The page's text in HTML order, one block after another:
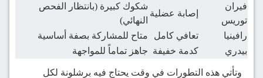
فيران
توريس
إصابة عضلية
شكوك كبيرة (بانتظار الفحص
النهائي)
رافينيا
تعافي كامل
متاح للمشاركة بصفة أساسية
بيدري
كدمة خفيفة جاهز تماماً للمواجهة
وتأتي هذه التطورات في وقت يحتاج فيه برشلونة لكل